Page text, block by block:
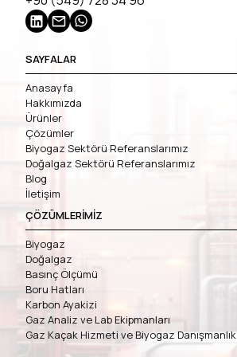
SAYFALAR
Anasayfa
Hakkımızda
Ürünler
Çözümler
Biyogaz Sektörü Referanslarımız
Doğalgaz Sektörü Referanslarımız
Blog
İletişim
ÇÖZÜMLERİMİZ
Biyogaz
Doğalgaz
Basınç Ölçümü
Boru Hatları
Karbon Ayakizi
Gaz Analiz ve Lab Ekipmanları
Gaz Kaçak Hizmeti ve Biyogaz Danışmanlık